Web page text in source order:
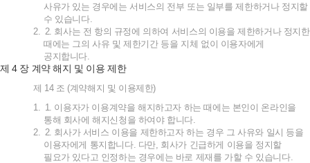
사유가 있는 경우에는 서비스의 전부 또는 일부를 제한하거나 정지할
수 있습니다.
2.
2. 회사는 전 항의 규정에 의하여 서비스의 이용을 제한하거나 정지한
때에는 그의 사유 및 제한기간 등을 지체 없이 이용자에게
공지합니다
제 4 장 계약 해지 및 이용 제한
제 14 조 (계약해지 및 이용제한)
1.
1. 이용자가 이용계약을 해지하고자 하는 때에는 본인이 온라인을
통해 회사에 해지신청을 하여야 합니다
2.
2. 회사가 서비스 이용을 제한하고자 하는 경우 그 사유와 일시 등을
이용자에게 통지합니다. 다만 회사가 긴급하게 이용을 정지할
필요가 있다고 인정하는 경우에는 바로 제재를 가할 수 있습니다.